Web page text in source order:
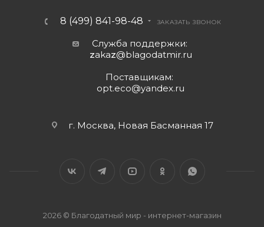
8 (499) 841-98-48 ЗАКАЗАТЬ ЗВОНОК
Служба поддержки:
zakaz@blagodatmir.ru
Поставщикам:
opt.eco@yandex.ru
г. Москва, Новая Басманная 17
2026 © Благодатный мир - интернет-магазин